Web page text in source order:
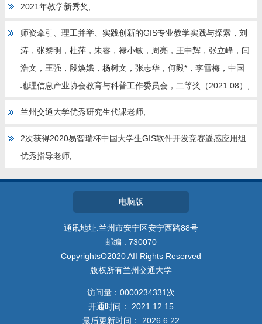
2021年教学新秀奖,
师资牵引、理工并举、实践创新的GIS专业教学实践与探索，刘
涛，张黎明，杜萍，朱睿，禄小敏，周亮，王中辉，张立峰，闫
浩文，王强，段焕娥，杨树文，张志华，何毅*，李雪梅，中国
地理信息产业协会教育与科普工作委员会，二等奖（2021.08）,
兰州交通大学优秀研究生代课老师,
2次获得2020易智瑞杯中国大学生GIS软件开发竞赛遥感应用组
优秀指导老师,
电脑版
通讯地址:兰州市安宁区安宁西路88号
邮编 : 730070
CopyrightsO2020 AII Rights Reserved
版权所有兰州交通大学
访问量： 0000234331 次
开通时间： 2021 12 15
最后更新时间： 2026 6 22